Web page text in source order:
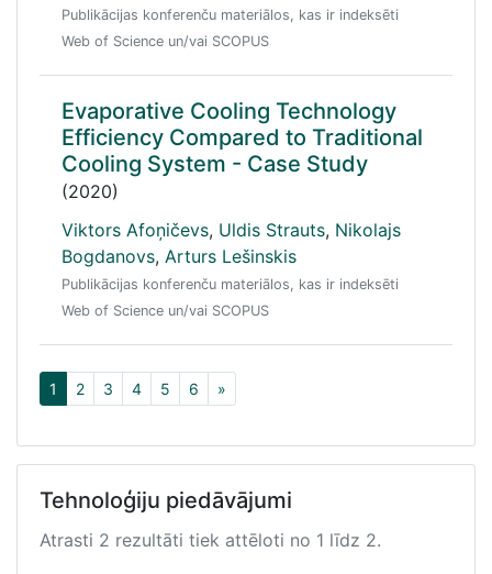
Publikācijas konferenču materiālos, kas ir indeksēti
Web of Science un/vai SCOPUS
Evaporative Cooling Technology
Efficiency Compared to Traditional
Cooling System - Case Study
(2020)
Viktors Afoņičevs, Uldis Strauts, Nikolajs
Bogdanovs, Arturs Lešinskis
Publikācijas konferenču materiālos, kas ir indeksēti
Web of Science un/vai SCOPUS
1 2 3 4 5 6 »
Tehnoloģiju piedāvājumi
Atrasti 2 rezultāti tiek attēloti no 1 līdz 2.